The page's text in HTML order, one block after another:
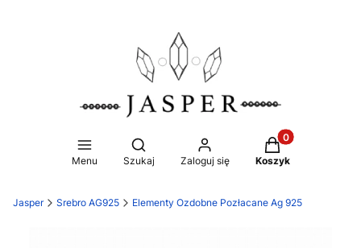
Menu
Otwórz wyszukiwarkę
Szukaj Zaloguj się
Produkty w
Koszyk
Jasper Srebro AG925 Elementy Ozdobne Pozłacane Ag 925